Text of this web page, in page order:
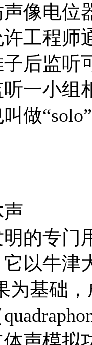
像电位
工程师
后监听
一小组
做
的专门
以牛津
为基础